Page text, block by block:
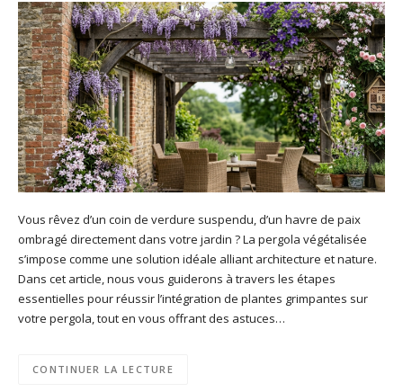
Vous rêvez d’un coin de verdure suspendu, d’un havre de paix
ombragé directement dans votre jardin ? La pergola végétalisée
s’impose comme une solution idéale alliant architecture et nature.
Dans cet article, nous vous guiderons à travers les étapes
essentielles pour réussir l’intégration de plantes grimpantes sur
votre pergola, tout en vous offrant des astuces…
CONTINUER LA LECTURE